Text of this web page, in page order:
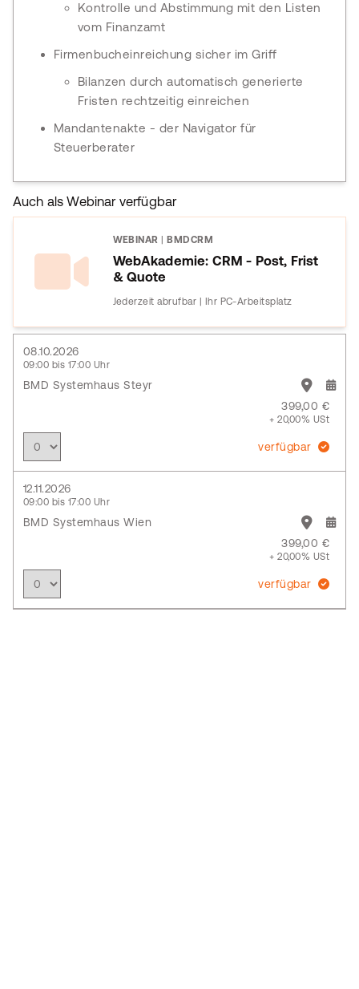
Kontrolle und Abstimmung mit den Listen
vom Finanzamt
Firmenbucheinreichung sicher im Griff
Bilanzen durch automatisch generierte
Fristen rechtzeitig einreichen
Mandantenakte - der Navigator für
Steuerberater
Auch als Webinar verfügbar
WEBINAR BMDCRM
WebAkademie: CRM - Post, Frist
& Quote
Jederzeit abrufbar | Ihr PC-Arbeitsplatz
08.10.2026
09:00 bis 17:00 Uhr
BMD Systemhaus Steyr
399,00 €
+ 20,00% USt
verfügbar
12.11.2026
09:00 bis 17:00 Uhr
BMD Systemhaus Wien
399,00 €
+ 20,00% USt
verfügbar